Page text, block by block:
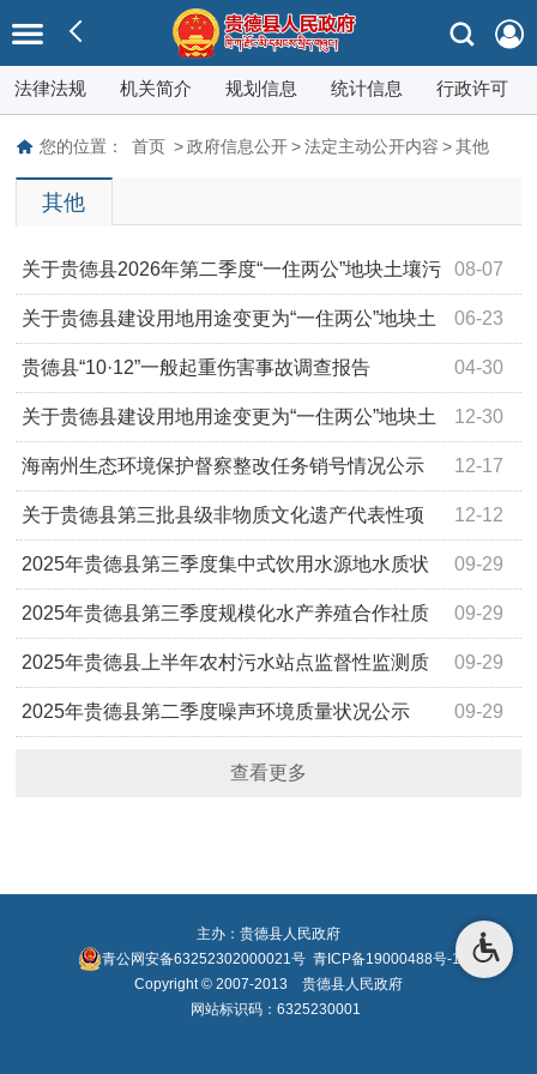
法律法规 机关简介 规划信息 统计信息 行政许可
您的位置： 首页 > 政府信息公开 > 法定主动公开内容 > 其他
其他
08-07
关于贵德县2026年第二季度“一住两公”地块土壤污
染状况简易调查结果的公示 06-23
关于贵德县建设用地用途变更为“一住两公”地块土
壤污染状况简易调查结果的公示 04-30
贵德县“10·12”一般起重伤害事故调查报告
12-30
关于贵德县建设用地用途变更为“一住两公”地块土
壤污染状况简易调查结果的公示 12-17
海南州生态环境保护督察整改任务销号情况公示
表 12-12
关于贵德县第三批县级非物质文化遗产代表性项
目入选名单的公示 09-29
2025年贵德县第三季度集中式饮用水源地水质状
况公示 09-29
2025年贵德县第三季度规模化水产养殖合作社质
量状况公示 09-29
2025年贵德县上半年农村污水站点监督性监测质
量状况公示 09-29
2025年贵德县第二季度噪声环境质量状况公示
查看更多
主办：贵德县人民政府
青公网安备63252302000021号 青ICP备19000488号-1
Copyright © 2007-2013 贵德县人民政府
网站标识码：6325230001